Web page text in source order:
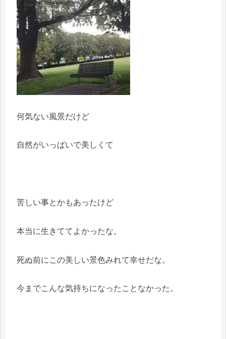
何気ない風景だけど
自然がいっぱいで美しくて
苦しい事とかもあったけど
本当に生きててよかったな。
死ぬ前にこの美しい景色みれて幸せだな。
今までこんな気持ちになったことなかった。